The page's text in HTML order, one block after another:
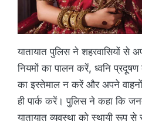
यातायात पुलिस ने शहरवासियों से
नियमों का पालन करें, ध्वनि
का इस्तेमाल न करें और अपने वाहनों
ही पार्क करें। पुलिस ने कहा कि
यातायात व्यवस्था को स्थायी रूप